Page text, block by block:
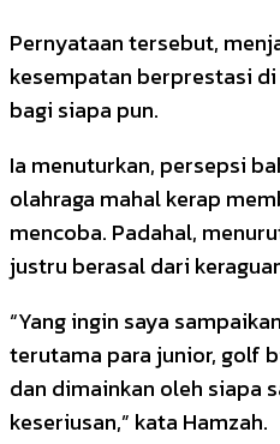
Pernyataan tersebut,
kesempatan berprestasi
bagi siapa pun.
Ia menuturkan, persepsi
olahraga mahal kerap
mencoba. Padahal,
justru berasal dari
“Yang ingin saya
terutama para junior, golf
dan dimainkan oleh siapa
keseriusan,” kata Hamzah.